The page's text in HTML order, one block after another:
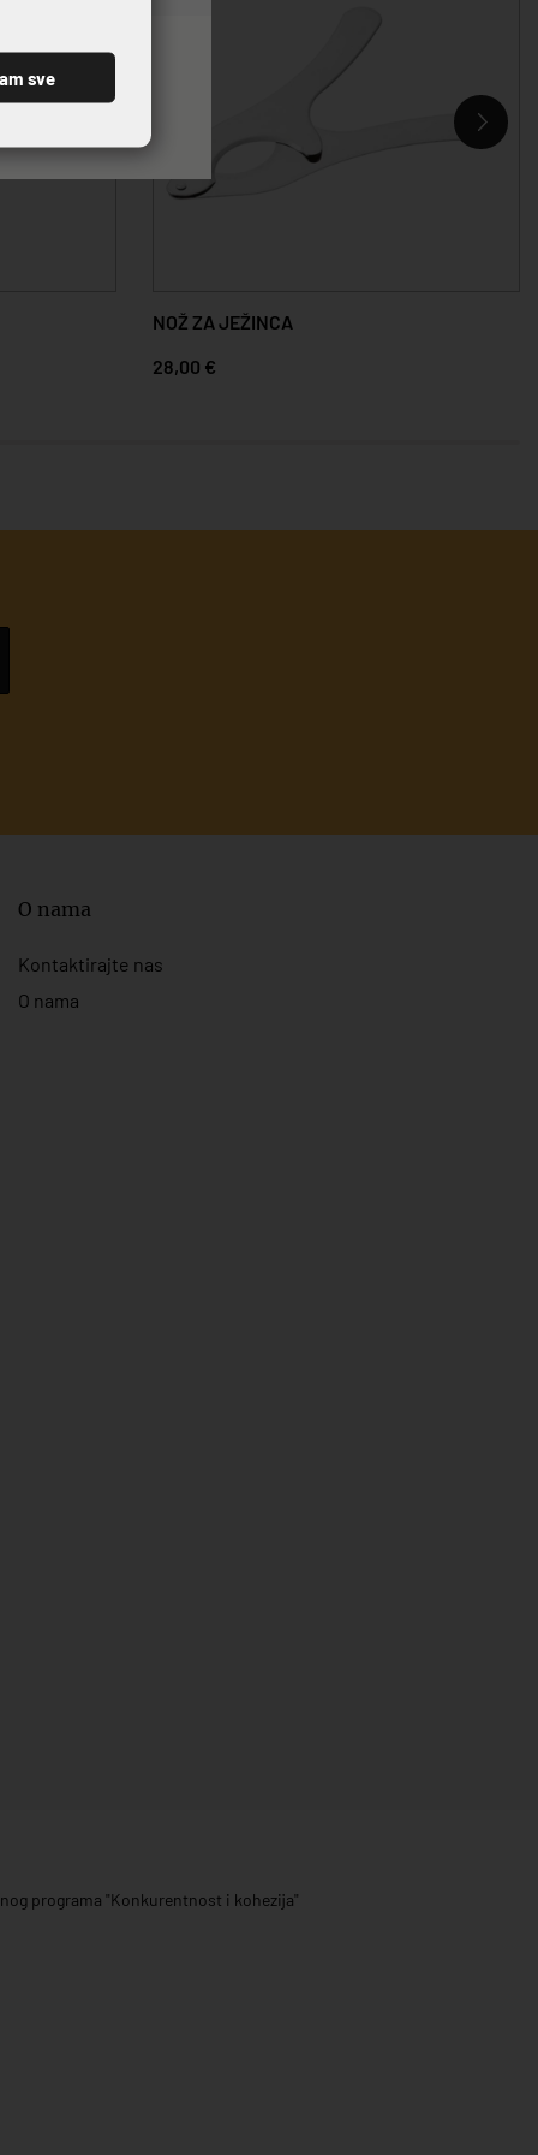
NOŽ ZA JEŽINCA
28,00 €
O nama
Kontaktirajte nas
O nama
programa "Konkurentnost i kohezija"
sve